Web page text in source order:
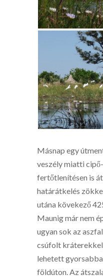
Másnap egy
veszély miatti
fertőtlenítésen is
határátkelés
utána kövekező
Maunig már nem
ugyan sok az
csúfolt
lehetett
földúton. Az